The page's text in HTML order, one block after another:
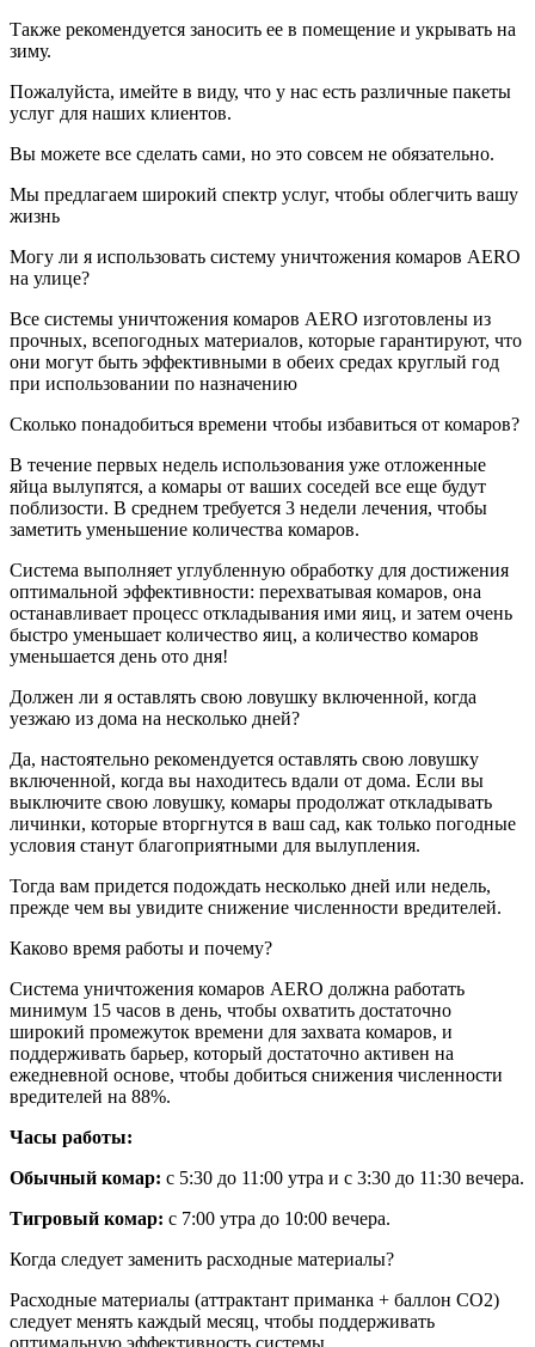
Также рекомендуется заносить ее в помещение и укрывать на
зиму.
Пожалуйста, имейте в виду, что у нас есть различные пакеты
услуг для наших клиентов.
Вы можете все сделать сами, но это совсем не обязательно.
Мы предлагаем широкий спектр услуг, чтобы облегчить вашу
жизнь
Могу ли я использовать систему уничтожения комаров AERO
на улице?
Все системы уничтожения комаров AERO изготовлены из
прочных, всепогодных материалов, которые гарантируют, что
они могут быть эффективными в обеих средах круглый год
при использовании по назначению
Сколько понадобиться времени чтобы избавиться от комаров?
В течение первых недель использования уже отложенные
яйца вылупятся, а комары от ваших соседей все еще будут
поблизости. В среднем требуется 3 недели лечения, чтобы
заметить уменьшение количества комаров.
Система выполняет углубленную обработку для достижения
оптимальной эффективности: перехватывая комаров, она
останавливает процесс откладывания ими яиц, и затем очень
быстро уменьшает количество яиц, а количество комаров
уменьшается день ото дня!
Должен ли я оставлять свою ловушку включенной, когда
уезжаю из дома на несколько дней?
Да, настоятельно рекомендуется оставлять свою ловушку
включенной, когда вы находитесь вдали от дома. Если вы
выключите свою ловушку, комары продолжат откладывать
личинки, которые вторгнутся в ваш сад, как только погодные
условия станут благоприятными для вылупления.
Тогда вам придется подождать несколько дней или недель,
прежде чем вы увидите снижение численности вредителей.
Каково время работы и почему?
Система уничтожения комаров AERO должна работать
минимум 15 часов в день, чтобы охватить достаточно
широкий промежуток времени для захвата комаров, и
поддерживать барьер, который достаточно активен на
ежедневной основе, чтобы добиться снижения численности
вредителей на 88%.
Часы работы:
Обычный комар: с 5:30 до 11:00 утра и с 3:30 до 11:30 вечера.
Тигровый комар: с 7:00 утра до 10:00 вечера.
Когда следует заменить расходные материалы?
Расходные материалы (аттрактант приманка + баллон CO2)
следует менять каждый месяц, чтобы поддерживать
оптимальную эффективность системы.